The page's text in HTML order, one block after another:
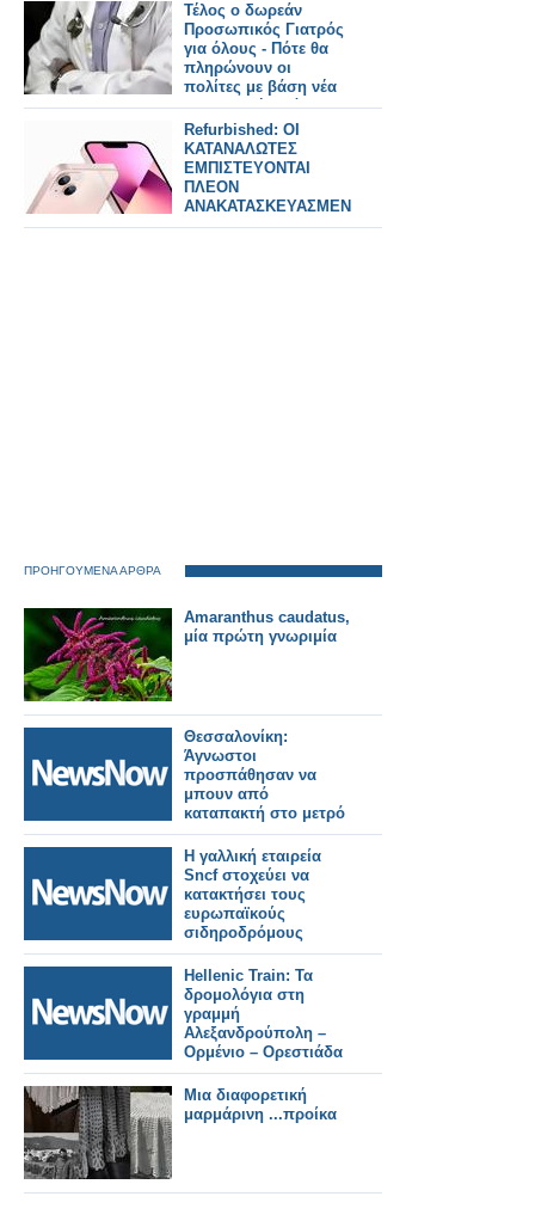
Τέλος ο δωρεάν
Προσωπικός Γιατρός
για όλους - Πότε θα
πληρώνουν οι
πολίτες με βάση νέα
υπουργική απόφαση
Refurbished: ΟΙ
ΚΑΤΑΝΑΛΩΤΕΣ
ΕΜΠΙΣΤΕΥΟΝΤΑΙ
ΠΛΕΟΝ
ΑΝΑΚΑΤΑΣΚΕΥΑΣΜΕΝΑ
ΚΙΝΗΤΑ ΤΟ 2026
ΠΡΟΗΓΟΥΜΕΝΑ ΑΡΘΡΑ
Amaranthus caudatus,
μία πρώτη γνωριμία
Θεσσαλονίκη:
Άγνωστοι
προσπάθησαν να
μπουν από
καταπακτή στο μετρό
Η γαλλική εταιρεία
Sncf στοχεύει να
κατακτήσει τους
ευρωπαϊκούς
σιδηροδρόμους
Hellenic Train: Τα
δρομολόγια στη
γραμμή
Αλεξανδρούπολη –
Ορμένιο – Ορεστιάδα
θα
πραγματοποιηθούν
με λεωφορεία.
Μια διαφορετική
μαρμάρινη ...προίκα